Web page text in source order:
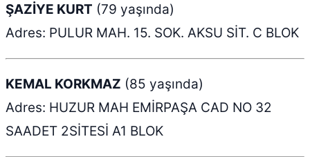
ŞAZİYE KURT (79 yaşında)
Adres: PULUR MAH. 15. SOK. AKSU SİT. C BLOK
KEMAL KORKMAZ (85 yaşında)
Adres: HUZUR MAH EMİRPAŞA CAD NO 32
SAADET 2SİTESİ A1 BLOK